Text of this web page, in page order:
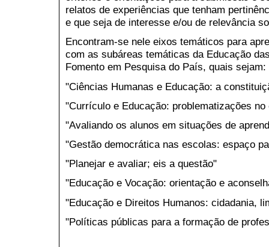
relatos de experiências que tenham
e que seja de interesse e/ou de relevância
Encontram-se nele eixos temáticos para
com as subáreas temáticas da Educação
Fomento em Pesquisa do País, quais sejam:
"Ciências Humanas e Educação: a
"Currículo e Educação: problematizações
"Avaliando os alunos em situações de
"Gestão democrática nas escolas: espaço
"Planejar e avaliar; eis a questão"
"Educação e Vocação: orientação e
"Educação e Direitos Humanos: cidadania,
"Políticas públicas para a formação de